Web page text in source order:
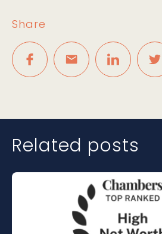
Share
Related posts